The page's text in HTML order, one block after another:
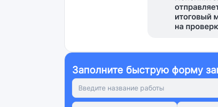
Заполните быструю форму